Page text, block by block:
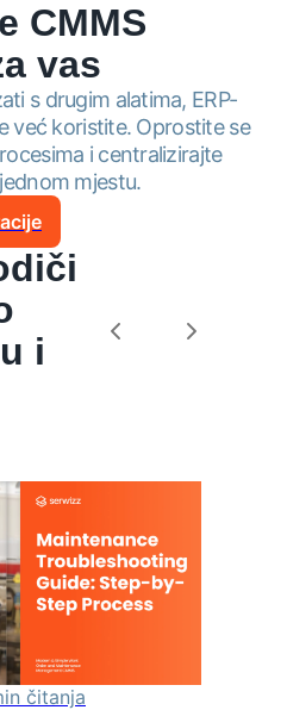
CMMS
vas
s drugim alatima, ERP-
već koristite. Oprostite se
i centralizirajte
mjestu.
i
čitanja